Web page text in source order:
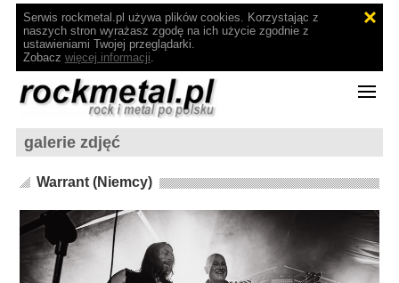
Serwis rockmetal.pl używa plików cookies. Korzystając z
naszych stron wyrażasz zgodę na ich użycie zgodnie z
ustawieniami Twojej przeglądarki.
Zobacz więcej informacji.
galerie zdjęć
Warrant (Niemcy)